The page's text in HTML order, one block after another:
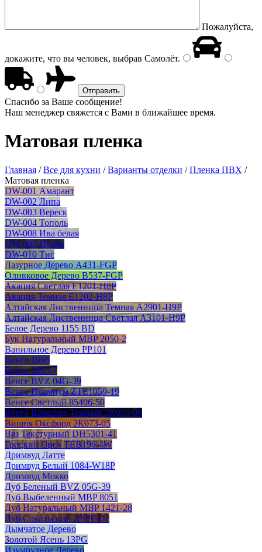
Пожалуйста,
докажите, что вы человек, выбрав Самолёт.
Спасибо за Ваше сообщение!
Наш менеджер свяжется с Вами в ближайшее время.
Матовая пленка
Главная /Все для кухни /Варианты отделки /Пленка ПВХ /
Матовая пленка
DW-001 Амарант
DW-002 Липа
DW-003 Вереск
DW-004 Тополь
DW-008 Ива белая
DW-009 Ироко
DW-010 Тис
Лазурное Дерево A431-FGP
Оливковое Дерево B537-FGP
Акация Светлая E1201-H8P
Акация Темная E1202-H8P
Алтайская Лиственница Темная A2901-H9P
Алтайская Лиственница Светлая А3101-H9P
Белое Дерево 1155 BD
Бук Натуральный MBP 2050-2
Ванильное Дерево РР101
Венге 1998
Венге 2093-7
Венге BVZ 04G-39
Венге Премиум ZTE1059-19
Венге Светлый 85406-50
Венге Шоколад Темный 2K055-06
Вишня Оксфорд 2К073-05
Вяз Текстурный DH5301-41
Грецкий Орех TEB196-4W
Дримвуд Латте
Дримвуд Белый 1084-W18P
Дримвуд Мокко
Дуб Беленый BVZ 05G-39
Дуб Выбеленный MBP 8051
Дуб Натуральный MBP 1421-28
Дуб Сокальский 2S093-01
Дымчатое Дерево
Золотой Ясень 13PG
Изумрудное Дерево